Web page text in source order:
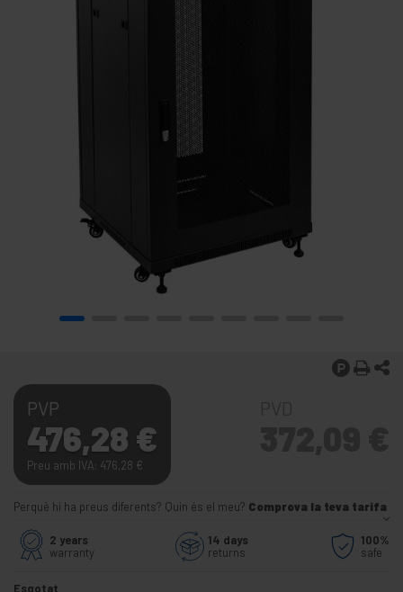
PVP
476,28 €
Preu amb IVA: 476,28 €
Perquè hi ha preus diferents? Quin és el meu? Comprova la teva tarifa
2 years
warranty
14 days
returns
100%
safe
Esgotat